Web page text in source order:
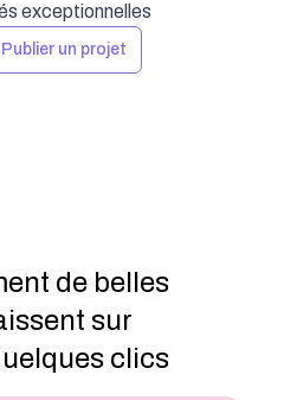
exceptionnelles
Publier un projet
de belles
sur
clics